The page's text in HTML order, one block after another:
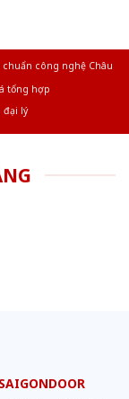
công nghệ Châu
tổng hợp
đại lý